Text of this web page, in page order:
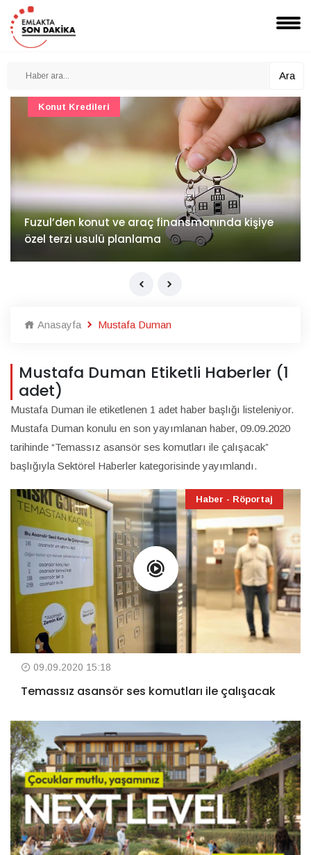
Ara
İv Kandilli'de yaşam yakında başlıyor
Konut Projeleri
Anasayfa Mustafa Duman
Mustafa Duman Etiketli Haberler (1
adet)
Mustafa Duman ile etiketlenen 1 adet haber başlığı listeleniyor.
Mustafa Duman konulu en son yayımlanan haber, 09.09.2020
tarihinde “Temassız asansör ses komutları ile çalışacak”
başlığıyla Sektörel Haberler kategorisinde yayımlandı.
Haber - Röportaj
09.09.2020 15:18
Temassız asansör ses komutları ile çalışacak